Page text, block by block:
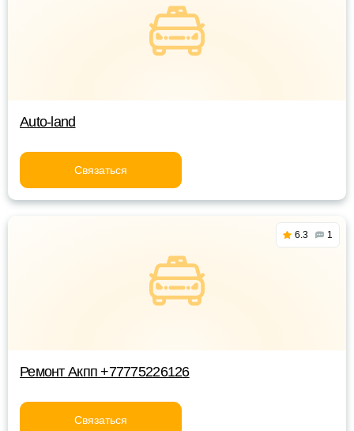
Auto-land
Связаться
6.3 1
Ремонт Акпп +77775226126
Связаться